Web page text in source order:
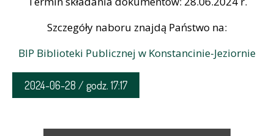
Szczegóły naboru znajdą Państwo na:
BIP Biblioteki Publicznej w Konstancinie-Jeziornie
2024-06-28 / godz. 17:17